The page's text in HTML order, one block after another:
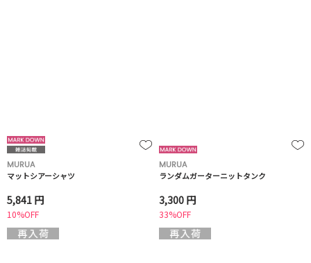
MURUA
マットシアーシャツ
5,841 円
10%OFF
MURUA
ランダムガーターニットタンク
3,300 円
33%OFF